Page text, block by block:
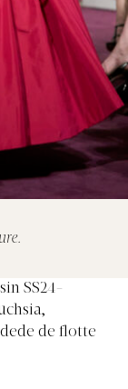
SS24-
de flotte